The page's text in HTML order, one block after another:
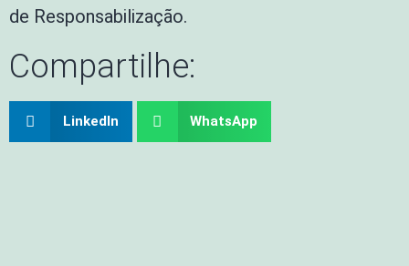
de Responsabilização.
Compartilhe:
LinkedIn WhatsApp